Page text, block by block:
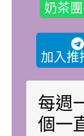
奶茶
加入推
每週
個一